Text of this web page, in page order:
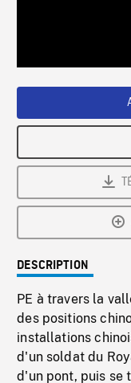
DESCRIPTION
PE à travers la
des positions
installations
d'un soldat du
d'un pont, puis se